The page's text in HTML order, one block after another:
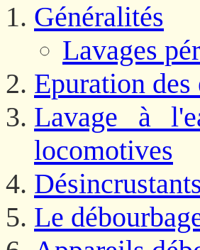
Généralités
Lavages
Epuration
Lavage à
locomotives
Le